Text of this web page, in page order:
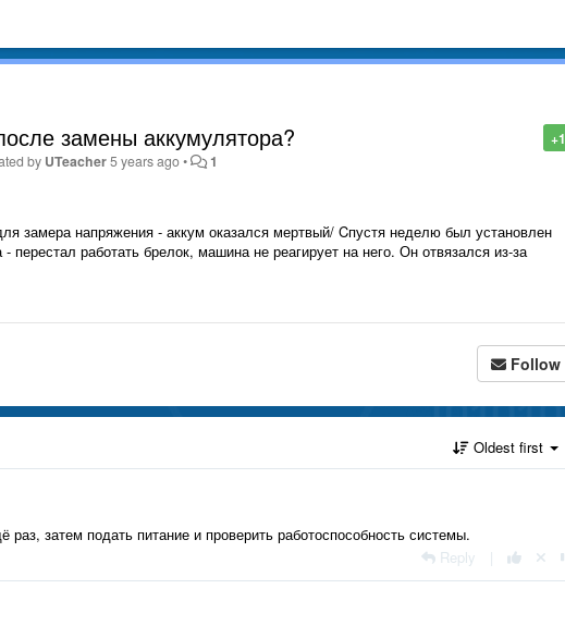
+1
замены аккумулятора?
by UTeacher5 years ago• 1
замера напряжения - аккум оказался мертвый/ Cпустя неделю был установлен
перестал работать брелок, машина не реагирует на него. Он отвязался из-за
Follow
Oldest first
затем подать питание и проверить работоспособность системы.
Reply